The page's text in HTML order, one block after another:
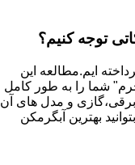
توجه کنیم؟
ایم.مطالعه این
شما را به طور کامل
برقی،گازی و مدل های آن
بهترین آبگرمکن